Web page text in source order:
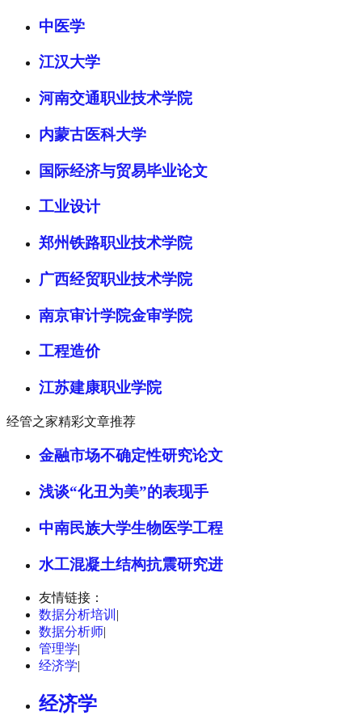
中医学
江汉大学
河南交通职业技术学院
内蒙古医科大学
国际经济与贸易毕业论文
工业设计
郑州铁路职业技术学院
广西经贸职业技术学院
南京审计学院金审学院
工程造价
江苏建康职业学院
经管之家精彩文章推荐
金融市场不确定性研究论文
浅谈“化丑为美”的表现手
中南民族大学生物医学工程
水工混凝土结构抗震研究进
友情链接：
数据分析培训 |
数据分析师|
管理学|
经济学|
经济学